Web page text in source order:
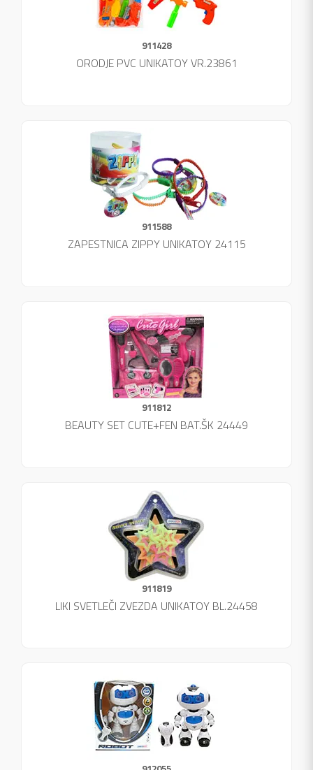
911428
ORODJE PVC UNIKATOY VR.23861
911588
ZAPESTNICA ZIPPY UNIKATOY 24115
911812
BEAUTY SET CUTE+FEN BAT.ŠK 24449
911819
LIKI SVETLEČI ZVEZDA UNIKATOY BL.24458